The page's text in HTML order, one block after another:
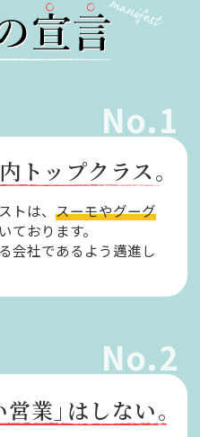
No.1
トップクラス。
トは、スーモやグーグ
ております。
会社であるよう邁進し
No.2
営業」はしない。